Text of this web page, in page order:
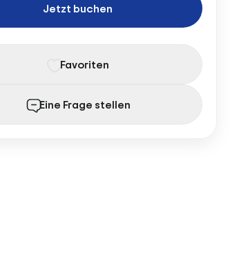
Jetzt buchen
Favoriten
Eine Frage stellen